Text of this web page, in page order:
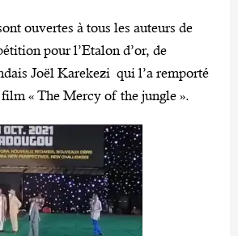
ouvertes à tous les auteurs de
pour l’Etalon d’or, de
Joël Karekezi qui l’a remporté
« The Mercy of the jungle ».